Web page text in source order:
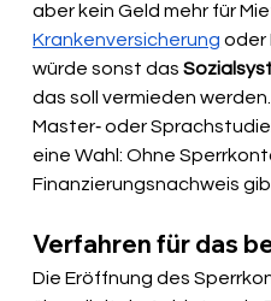
aber kein Geld mehr für
Krankenversicherung oder
würde sonst das
das soll vermieden
Master‑ oder
eine Wahl: Ohne
Finanzierungsnachweis
Verfahren für das
Die Eröffnung des